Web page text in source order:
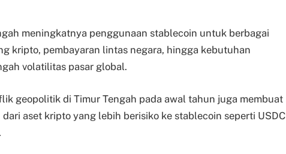
meningkatnya penggunaan stablecoin untuk berbagai
kripto, pembayaran lintas negara, hingga kebutuhan
volatilitas pasar global.
geopolitik di Timur Tengah pada awal tahun juga membuat
aset kripto yang lebih berisiko ke stablecoin seperti USDC